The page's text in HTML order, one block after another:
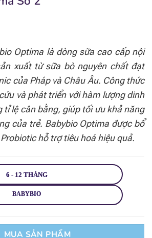
Optima là dòng sữa cao cấp nội
xuất từ sữa bò nguyên chất đạt
của Pháp và Châu Âu. Công thức
và phát triển với hàm lượng dinh
tỉ lệ cân bằng, giúp tối ưu khả năng
của trẻ. Babybio Optima được bổ
hỗ trợ tiêu hoá hiệu quả.
6 - 12 THÁNG
BABYBIO
MUA SẢN PHẨM